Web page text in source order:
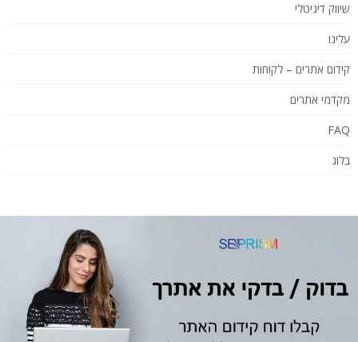
שיווק דיגיטלי
עלינו
קידום אתרים – לקוחות
מקדמי אתרים
FAQ
בלוג